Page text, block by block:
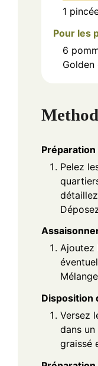
1
Pour les
6
Golden
Method
Pelez
Ajoutez
Disposition
Versez
dans
graissé